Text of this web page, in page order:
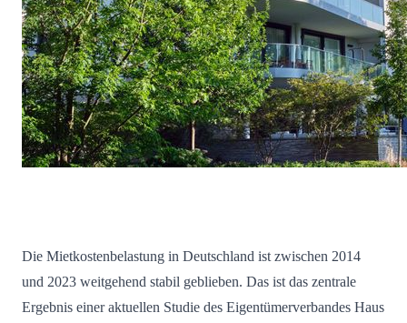
Die Mietkostenbelastung in Deutschland ist zwischen 2014
und 2023 weitgehend stabil geblieben. Das ist das zentrale
Ergebnis einer aktuellen Studie des Eigentümerverbandes Haus